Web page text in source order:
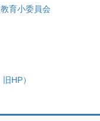
育小委員会
HP）